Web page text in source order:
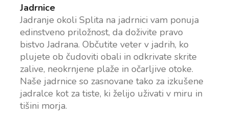
Jadrnice
Jadranje okoli Splita na jadrnici vam ponuja
edinstveno priložnost, da doživite pravo
bistvo Jadrana. Občutite veter v jadrih, ko
plujete ob čudoviti obali in odkrivate skrite
zalive, neokrnjene plaže in očarljive otoke.
Naše jadrnice so zasnovane tako za izkušene
jadralce kot za tiste, ki želijo uživati v miru in
tišini morja.